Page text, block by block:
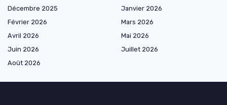
Décembre 2025
Janvier 2026
Février 2026
Mars 2026
Avril 2026
Mai 2026
Juin 2026
Juillet 2026
Août 2026